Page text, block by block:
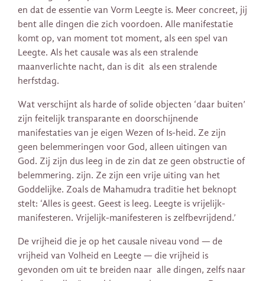
en dat de essentie van Vorm Leegte is. Meer concreet, jij
bent alle dingen die zich voordoen. Alle manifestatie
komt op, van moment tot moment, als een spel van
Leegte. Als het causale was als een stralende
maanverlichte nacht, dan is dit als een stralende
herfstdag.
Wat verschijnt als harde of solide objecten ‘daar buiten’
zijn feitelijk transparante en doorschijnende
manifestaties van je eigen Wezen of Is-heid. Ze zijn
geen belemmeringen voor God, alleen uitingen van
God. Zij zijn dus leeg in de zin dat ze geen obstructie of
belemmering. zijn. Ze zijn een vrije uiting van het
Goddelijke. Zoals de Mahamudra traditie het beknopt
stelt: ‘Alles is geest. Geest is leeg. Leegte is vrijelijk-
manifesteren. Vrijelijk-manifesteren is zelfbevrijdend.’
De vrijheid die je op het causale niveau vond — de
vrijheid van Volheid en Leegte — die vrijheid is
gevonden om uit te breiden naar alle dingen, zelfs naar